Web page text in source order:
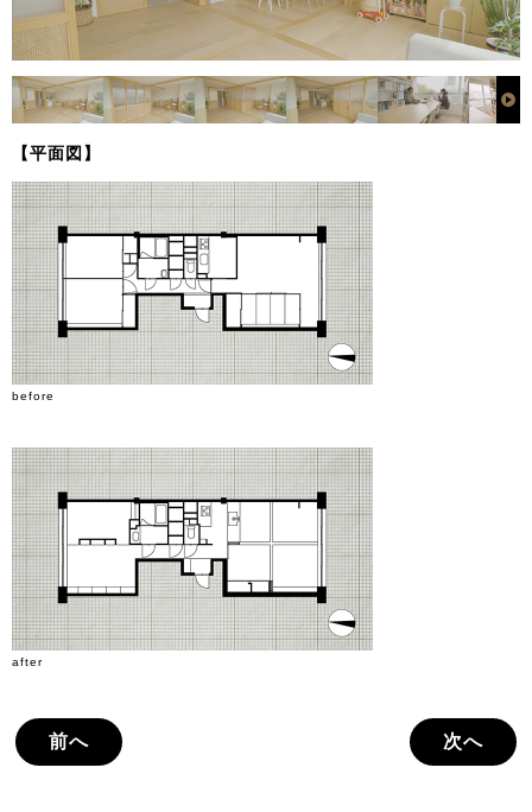
【平面図】
before
after
前へ 次へ